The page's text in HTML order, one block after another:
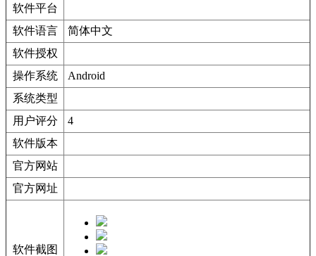
软件平台
软件语言
简体中文
软件授权
操作系统
Android
系统类型
用户评分
4
软件版本
官方网站
官方网址
软件截图